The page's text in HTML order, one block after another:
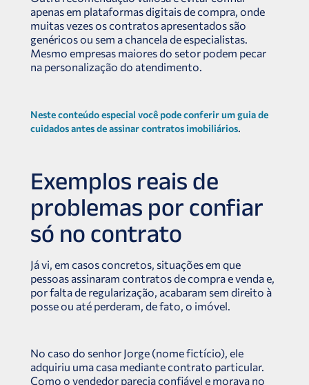
apenas em plataformas digitais de compra, onde
muitas vezes os contratos apresentados são
genéricos ou sem a chancela de especialistas.
Mesmo empresas maiores do setor podem pecar
na personalização do atendimento.
Neste conteúdo especial você pode conferir um guia de
cuidados antes de assinar contratos imobiliários.
Exemplos reais de
problemas por confiar
só no contrato
Já vi, em casos concretos, situações em que
pessoas assinaram contratos de compra e venda e,
por falta de regularização, acabaram sem direito à
posse ou até perderam, de fato, o imóvel.
No caso do senhor Jorge (nome fictício), ele
adquiriu uma casa mediante contrato particular.
Como o vendedor parecia confiável e morava no